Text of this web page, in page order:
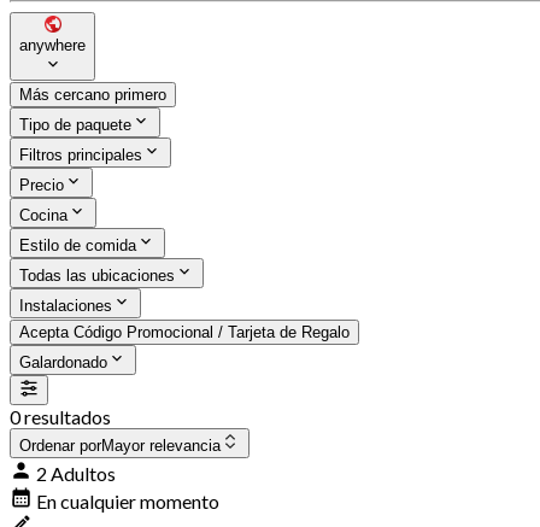
anywhere
Más cercano primero
Tipo de paquete
Filtros principales
Precio
Cocina
Estilo de comida
Todas las ubicaciones
Instalaciones
Acepta Código Promocional / Tarjeta de Regalo
Galardonado
0 resultados
Ordenar porMayor relevancia
2 Adultos
En cualquier momento